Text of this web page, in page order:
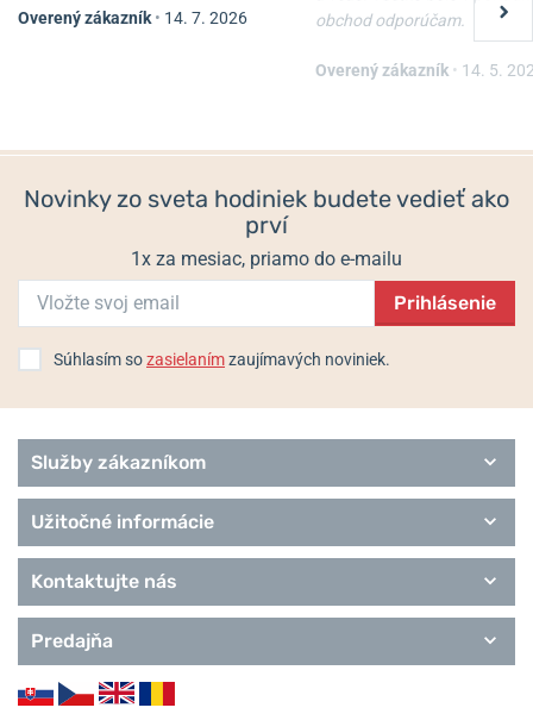
Overený zákazník • 14. 7. 2026
obchod odporúčam.
Overený zákazník • 14. 5.
Novinky zo sveta hodiniek budete vedieť ako
prví
1x za mesiac, priamo do e-mailu
Prihlásenie
Súhlasím sozasielanímzaujímavých noviniek.
Služby zákazníkom
Užitočné informácie
Kontaktujte nás
Predajňa